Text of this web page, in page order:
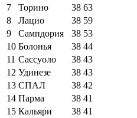
7
Торино 38 63
8
Лацио 38 59
9
Сампдория 38 53
10 Болонья 38 44
11 Сассуоло 38 43
12 Удинезе 38 43
13 СПАЛ 38 42
14 Парма 38 41
15 Кальяри 38 41